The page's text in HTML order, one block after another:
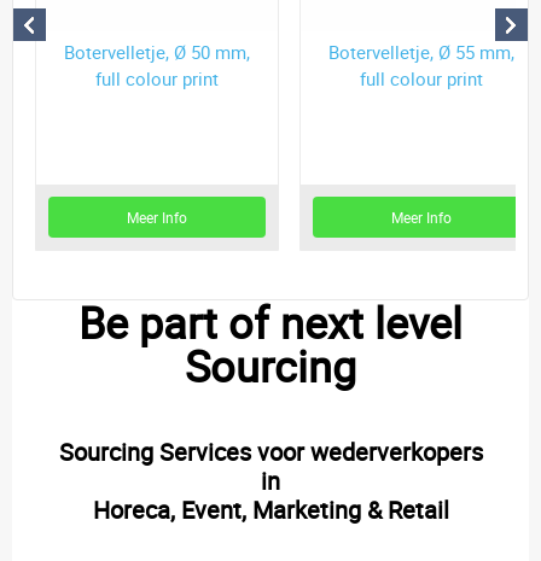
Botervelletje, Ø 50 mm,
full colour print
Meer Info
Botervelletje, Ø 55 mm,
full colour print
Meer Info
Be part of next level
Sourcing
Sourcing Services voor wederverkopers
in
Horeca, Event, Marketing & Retail